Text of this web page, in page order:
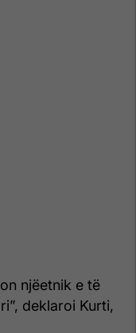
njëetnik e të
deklaroi Kurti,